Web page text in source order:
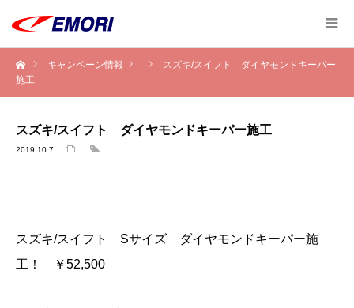
キャンペーン情報
スズキ/スイフト ダイヤモンドキーパー
施工
スズキ/スイフト ダイヤモンドキーパー施工
2019.10.7
スズキ/スイフト Sサイズ ダイヤモンドキーパー施
工！ ￥52,500